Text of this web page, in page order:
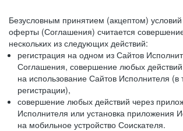
Безусловным принятием (акцептом)
оферты (Соглашения) считается
нескольких из следующих действий:
регистрация на одном из Сайтов
Соглашения, совершение любых
на использование Сайтов Исполнителя (в
регистрации),
совершение любых действий через
Исполнителя или установка приложения
на мобильное устройство Соискателя.